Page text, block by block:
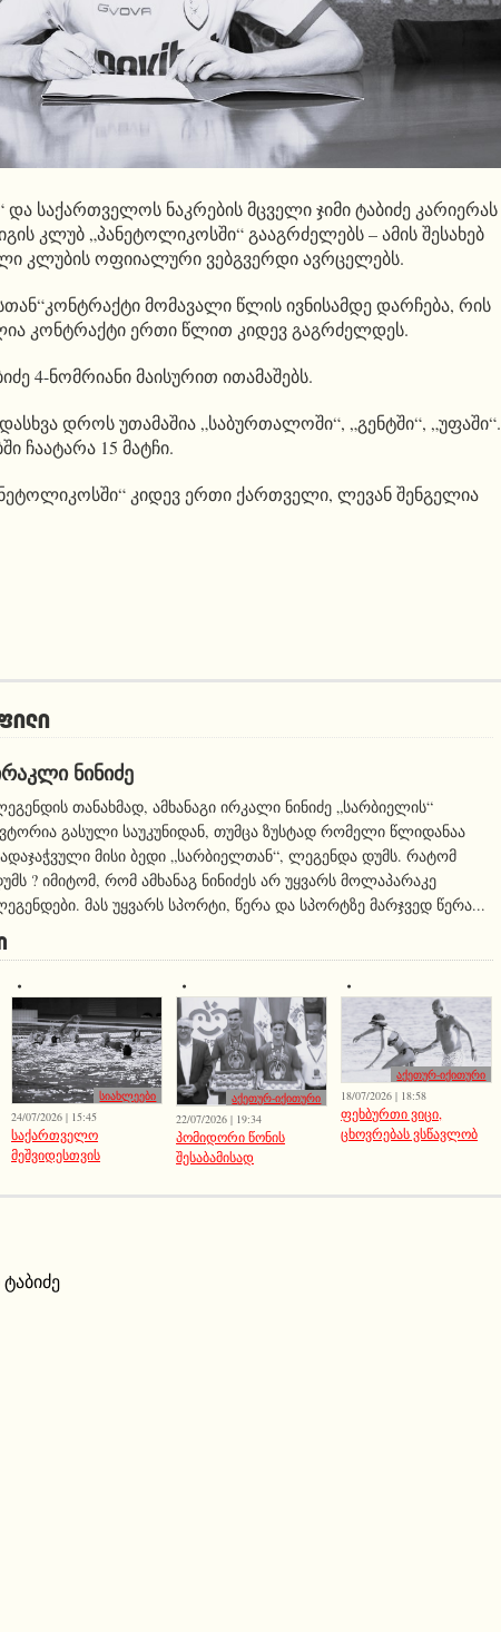
და საქართველოს ნაკრების მცველი ჯიმი ტაბიძე კარიერას
კლუბ „პანეტოლიკოსში“ გააგრძელებს – ამის შესახებ
კლუბის ოფიიალური ვებგვერდი ავრცელებს.
მომავალი წლის ივნისამდე დარჩება, რის
კონტრაქტი ერთი წლით კიდევ გაგრძელდეს.
4-ნომრიანი მაისურით ითამაშებს.
დროს უთამაშია „საბურთალოში“, „გენტში“, „უფაში“.
ჩაატარა 15 მატჩი.
კიდევ ერთი ქართველი, ლევან შენგელია
ᲜᲘᲜᲘᲫᲔ
თანახმად, ამხანაგი ირკალი ნინიძე „სარბიელის“
გასული საუკუნიდან, თუმცა ზუსტად რომელი წლიდანაა
მისი ბედი „სარბიელთან“, ლეგენდა დუმს. რატომ
? იმიტომ, რომ ამხანაგ ნინიძეს არ უყვარს მოლაპარაკე
მას უყვარს სპორტი, წერა და სპორტზე მარჯვედ წერა...
სიახლეები
24/07/2026 | 15:45
საქართველო
მეშვიდესთვის
აქეთურ-იქითური
22/07/2026 | 19:34
პომიდორი წონის
შესაბამისად
აქეთურ-იქითური
18/07/2026 | 18:58
ფეხბურთი ვიცი,
ცხოვრებას ვსწავლობ
ტაბიძე